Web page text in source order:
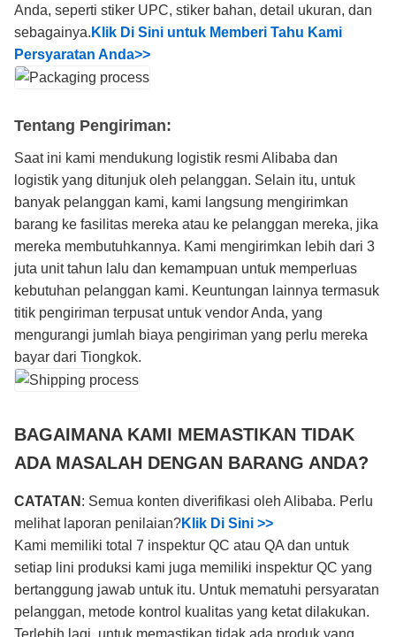
Anda, seperti stiker UPC, stiker bahan, detail ukuran, dan
sebagainya. Klik Di Sini untuk Memberi Tahu Kami
Persyaratan Anda>>
Tentang Pengiriman:
Saat ini kami mendukung logistik resmi Alibaba dan
logistik yang ditunjuk oleh pelanggan. Selain itu, untuk
banyak pelanggan kami, kami langsung mengirimkan
barang ke fasilitas mereka atau ke pelanggan mereka, jika
mereka membutuhkannya. Kami mengirimkan lebih dari 3
juta unit tahun lalu dan kemampuan untuk memperluas
kebutuhan pelanggan kami. Keuntungan lainnya termasuk
titik pengiriman terpusat untuk vendor Anda, yang
mengurangi jumlah biaya pengiriman yang perlu mereka
bayar dari Tiongkok.
BAGAIMANA KAMI MEMASTIKAN TIDAK
ADA MASALAH DENGAN BARANG ANDA?
CATATAN: Semua konten diverifikasi oleh Alibaba. Perlu
melihat laporan penilaian?Klik Di Sini >>
Kami memiliki total 7 inspektur QC atau QA dan untuk
setiap lini produksi kami juga memiliki inspektur QC yang
bertanggung jawab untuk itu. Untuk mematuhi persyaratan
pelanggan, metode kontrol kualitas yang ketat dilakukan.
Terlebih lagi, untuk memastikan tidak ada produk yang